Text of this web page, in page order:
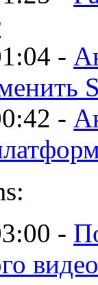
-
-
-